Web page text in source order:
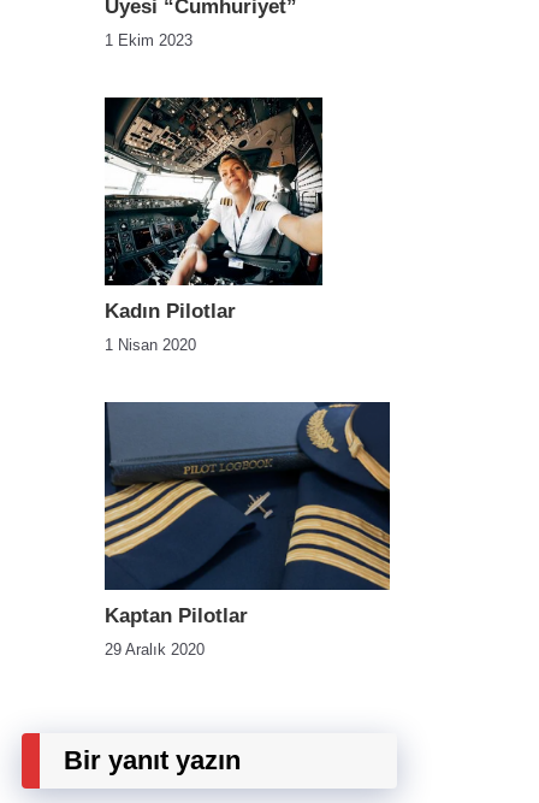
Üyesi “Cumhuriyet”
1 Ekim 2023
Kadın Pilotlar
1 Nisan 2020
Kaptan Pilotlar
29 Aralık 2020
Bir yanıt yazın